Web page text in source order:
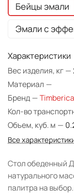
Бейцы эмали
Эмали с
Характеристики
Вес изделия, кг —
Материал —
Бренд —Timberica
Кол-во
Объем, куб. м —
Все
Стол обеденный
натурального
палитра на